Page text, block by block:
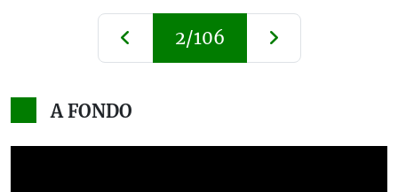
2/106
A FONDO